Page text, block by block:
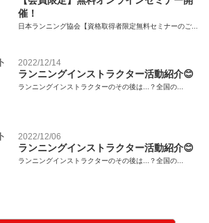
催！
日本ランニング協会【資格取得者限定無料セミナーのご...
2022/12/14
ランニングインストラクター活動紹介😊
ランニングインストラクターのその後は...？全国の...
2022/12/06
ランニングインストラクター活動紹介😊
ランニングインストラクターのその後は...？全国の...